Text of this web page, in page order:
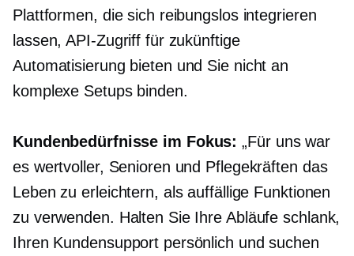
Plattformen, die sich reibungslos integrieren
lassen, API-Zugriff für zukünftige
Automatisierung bieten und Sie nicht an
komplexe Setups binden.
Kundenbedürfnisse im Fokus: „Für uns war
es wertvoller, Senioren und Pflegekräften das
Leben zu erleichtern, als auffällige Funktionen
zu verwenden. Halten Sie Ihre Abläufe schlank,
Ihren Kundensupport persönlich und suchen